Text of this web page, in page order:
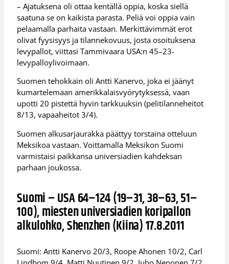
– Ajatuksena oli ottaa kentällä oppia, koska siellä
saatuna se on kaikista parasta. Peliä voi oppia vain
pelaamalla parhaita vastaan. Merkittävimmät erot
olivat fyysisyys ja tilannekovuus, josta osoituksena
levypallot, viittasi Tammivaara USA:n 45–23-
levypalloylivoimaan.
Suomen tehokkain oli Antti Kanervo, joka ei jäänyt
kumartelemaan amerikkalaisvyörytyksessä, vaan
upotti 20 pistettä hyvin tarkkuuksin (pelitilanneheitot
8/13, vapaaheitot 3/4).
Suomen alkusarjaurakka päättyy torstaina otteluun
Meksikoa vastaan. Voittamalla Meksikon Suomi
varmistaisi paikkansa universiadien kahdeksan
parhaan joukossa.
Suomi – USA 64–124 (19–31, 38–63, 51–
100), miesten universiadien koripallon
alkulohko, Shenzhen (Kiina) 17.8.2011
Suomi: Antti Kanervo 20/3, Roope Ahonen 10/2, Carl